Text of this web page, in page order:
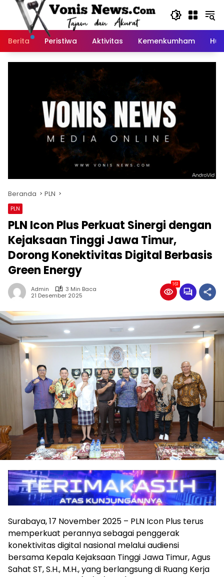
Langsung
Berita
Peristiwa Aktivitas Kemenkumham
Beranda PLN
PLN
PLN Icon Plus Perkuat Sinergi dengan
Kejaksaan Tinggi Jawa Timur,
Dorong Konektivitas Digital Berbasis
Green Energy
Admin
3 Min Baca
21 Desember 2025
161
Surabaya, 17 November 2025 – PLN Icon Plus terus
memperkuat perannya sebagai penggerak
konektivitas digital nasional melalui audiensi
bersama Kepala Kejaksaan Tinggi Jawa Timur, Agus
Sahat ST, S.H., M.H., yang berlangsung di Ruang Kerja